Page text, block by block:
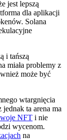
jest lepszą
dla aplikacji
Solana
i tańszą
miała problemy z
może być
wtargnięcia
jednak ta arena ma
NFT i nie
wycenom.
na